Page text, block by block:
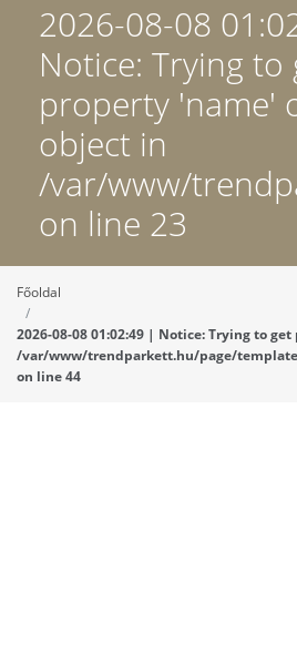
2026-08-08
Notice: Trying to
property 'name'
object in
/var/www/
on line 23
Főoldal
2026-08-08 01:02:49 | Notice: Trying to
/var/www/trendparkett.hu/page/
on line 44